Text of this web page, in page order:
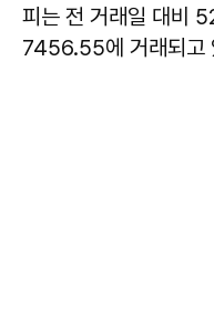
피는 전 거래일 대비
7456.55에 거래되고